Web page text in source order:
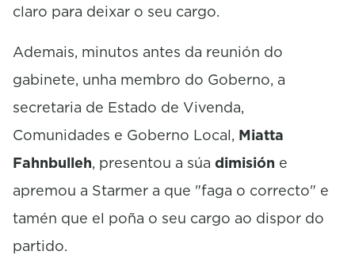
claro para deixar o seu cargo.
Ademais, minutos antes da reunión do
gabinete, unha membro do Goberno, a
secretaria de Estado de Vivenda,
Comunidades e Goberno Local, Miatta
Fahnbulleh, presentou a súa dimisión e
apremou a Starmer a que "faga o correcto" e
tamén que el poña o seu cargo ao dispor do
partido.